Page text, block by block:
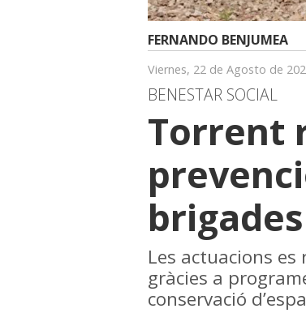
FERNANDO BENJUMEA
Viernes, 22 de Agosto de
BENESTAR SOCIAL
Torrent
Les actuacions
gràcies a
conservació